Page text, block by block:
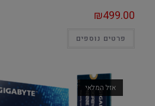
₪499.00
פרטים נוספים
אזל המלאי